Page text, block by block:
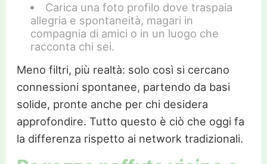
Carica una foto profilo dove traspaia
allegria e spontaneità, magari in
compagnia di amici o in un luogo che
racconta chi sei.
Meno filtri, più realtà: solo così si cercano
connessioni spontanee, partendo da basi
solide, pronte anche per chi desidera
approfondire. Tutto questo è ciò che oggi fa
la differenza rispetto ai network tradizionali.